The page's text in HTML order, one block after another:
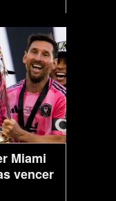
Miami
vencer